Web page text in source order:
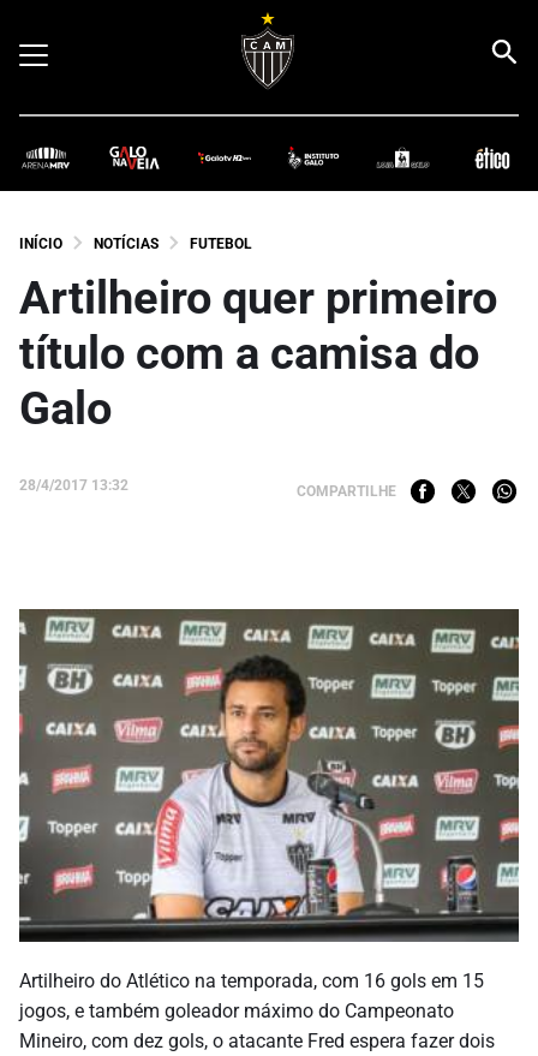
INÍCIO NOTÍCIAS FUTEBOL
Artilheiro quer primeiro
título com a camisa do
Galo
28/4/2017 13:32 COMPARTILHE
Artilheiro do Atlético na temporada, com 16 gols em 15
jogos, e também goleador máximo do Campeonato
Mineiro, com dez gols, o atacante Fred espera fazer dois